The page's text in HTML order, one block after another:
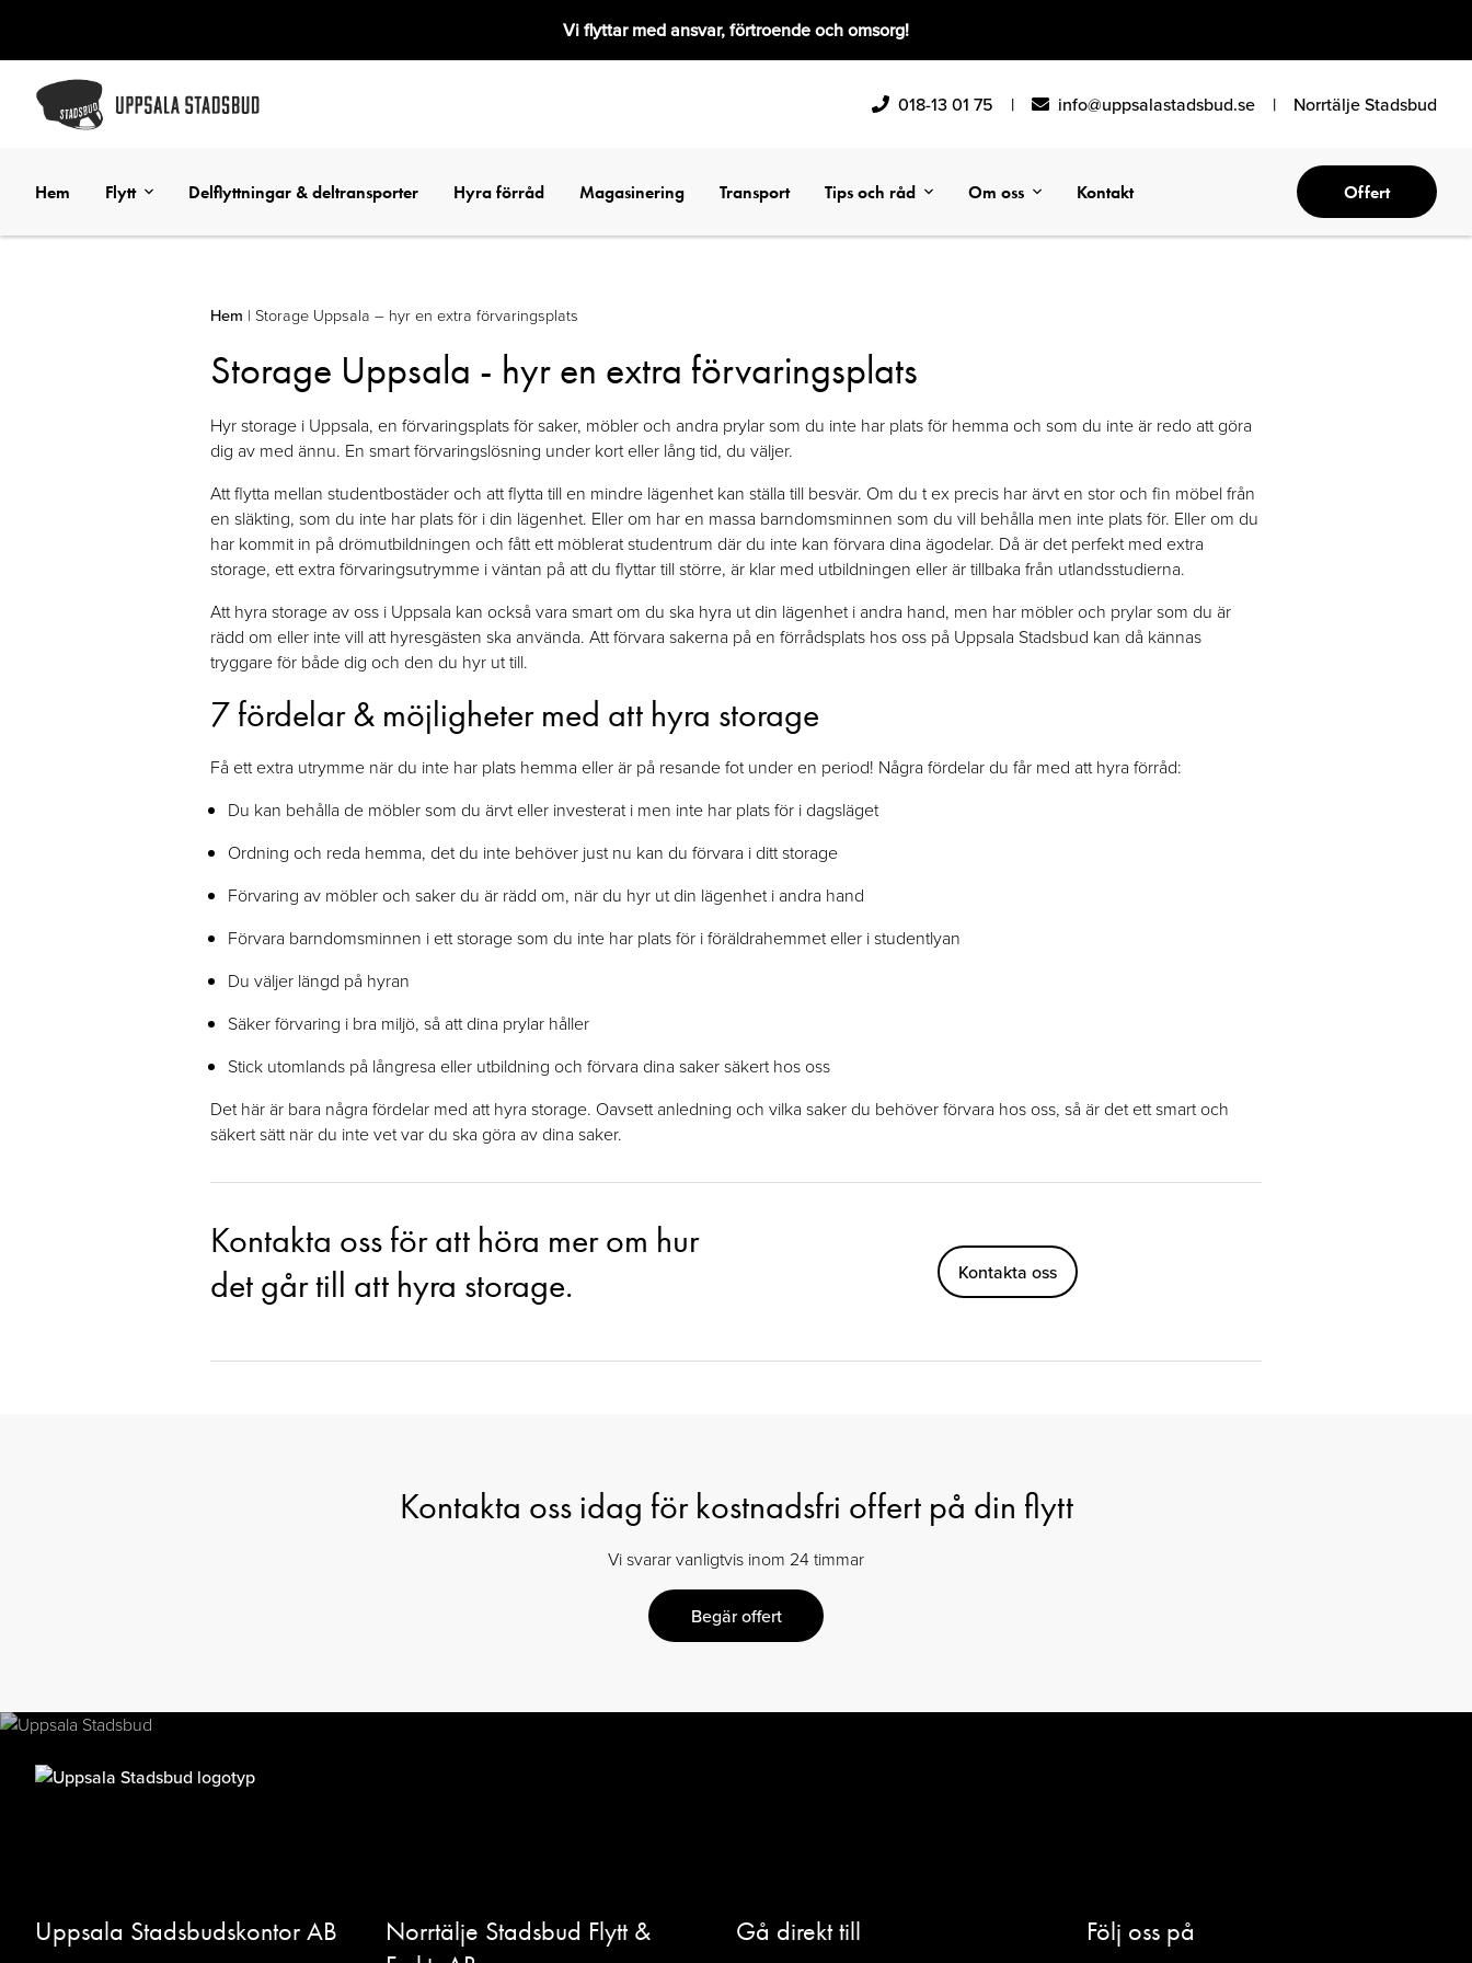
Vi flyttar med ansvar, förtroende och omsorg!
018-13 01 75 | info@uppsalastadsbud.se | Norrtälje Stadsbud
Hem Flytt Delflyttningar & deltransporter Hyra förråd Magasinering Transport Tips och råd Om oss Kontakt Offert
Hem | Storage Uppsala – hyr en extra förvaringsplats
Storage Uppsala - hyr en extra förvaringsplats
Hyr storage i Uppsala, en förvaringsplats för saker, möbler och andra prylar som du inte har plats för hemma och som du inte är redo att göra
dig av med ännu. En smart förvaringslösning under kort eller lång tid, du väljer.
Att flytta mellan studentbostäder och att flytta till en mindre lägenhet kan ställa till besvär. Om du t ex precis har ärvt en stor och fin möbel från
en släkting, som du inte har plats för i din lägenhet. Eller om har en massa barndomsminnen som du vill behålla men inte plats för. Eller om du
har kommit in på drömutbildningen och fått ett möblerat studentrum där du inte kan förvara dina ägodelar. Då är det perfekt med extra
storage, ett extra förvaringsutrymme i väntan på att du flyttar till större, är klar med utbildningen eller är tillbaka från utlandsstudierna.
Att hyra storage av oss i Uppsala kan också vara smart om du ska hyra ut din lägenhet i andra hand, men har möbler och prylar som du är
rädd om eller inte vill att hyresgästen ska använda. Att förvara sakerna på en förrådsplats hos oss på Uppsala Stadsbud kan då kännas
tryggare för både dig och den du hyr ut till.
7 fördelar & möjligheter med att hyra storage
Få ett extra utrymme när du inte har plats hemma eller är på resande fot under en period! Några fördelar du får med att hyra förråd:
Du kan behålla de möbler som du ärvt eller investerat i men inte har plats för i dagsläget
Ordning och reda hemma, det du inte behöver just nu kan du förvara i ditt storage
Förvaring av möbler och saker du är rädd om, när du hyr ut din lägenhet i andra hand
Förvara barndomsminnen i ett storage som du inte har plats för i föräldrahemmet eller i studentlyan
Du väljer längd på hyran
Säker förvaring i bra miljö, så att dina prylar håller
Stick utomlands på långresa eller utbildning och förvara dina saker säkert hos oss
Det här är bara några fördelar med att hyra storage. Oavsett anledning och vilka saker du behöver förvara hos oss, så är det ett smart och
säkert sätt när du inte vet var du ska göra av dina saker.
Kontakta oss för att höra mer om hur
det går till att hyra storage.
Kontakta oss
Kontakta oss idag för kostnadsfri offert på din flytt
Vi svarar vanligtvis inom 24 timmar
Begär offert
Uppsala Stadsbudskontor AB
Norrtälje Stadsbud Flytt &
Gå direkt till Följ oss på